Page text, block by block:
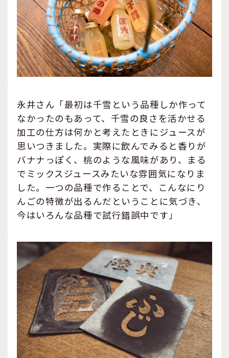
永井さん「最初は千雪という品種しか作って
なかったのもあって、千雪の良さを活かせる
加工の仕方は何かと考えたときにジュースが
思いつきました。実際に飲んでみると香りが
バナナっぽく、桃のような風味があり、まる
でミックスジュースみたいな雰囲気になりま
した。一つの品種で作ることで、こんなにり
んごの特徴が出るんだということに気づき、
今はいろんな品種で試行錯誤中です」